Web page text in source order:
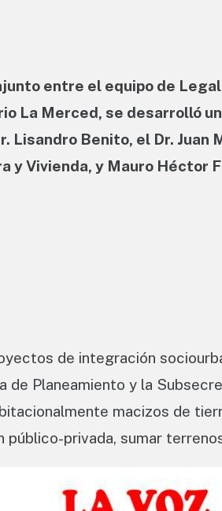
entre el equipo de
La Merced, se desarrolló
Lisandro Benito, el Dr.
y Vivienda, y Mauro Héctor
de integración
de Planeamiento y la
macizos de
privada, sumar